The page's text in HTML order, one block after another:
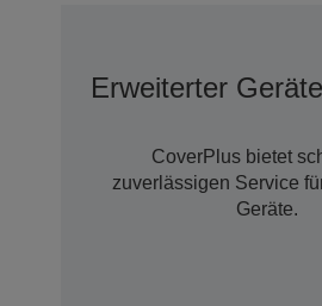
Erweiterter
CoverPlus bietet
zuverlässigen Service
Geräte.